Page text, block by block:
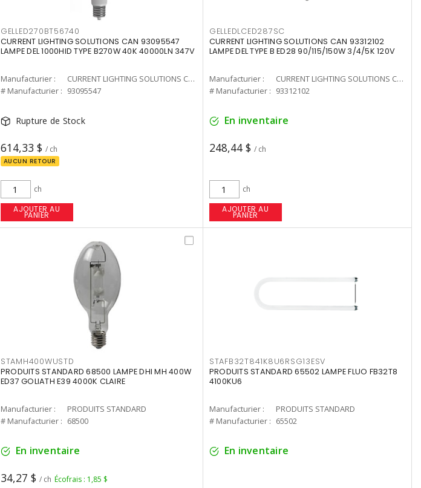
GELLED270BT56740
CURRENT LIGHTING SOLUTIONS CAN 93095547
LAMPE DEL 1000HID TYPE B270W 40K 40000LN 347V
Manufacturier :
CURRENT LIGHTING SOLUTIONS CAN
# Manufacturier : 93095547
Rupture de Stock
614,33 $ / ch
AUCUN RETOUR
ch
AJOUTER AU
PANIER
GELLEDLCED287SC
CURRENT LIGHTING SOLUTIONS CAN 93312102
LAMPE DEL TYPE B ED28 90/115/150W 3/4/5K 120V
Manufacturier :
CURRENT LIGHTING SOLUTIONS CAN
# Manufacturier : 93312102
En inventaire
248,44 $ / ch
ch
AJOUTER AU
PANIER
STAMH400WUSTD
PRODUITS STANDARD 68500 LAMPE DHI MH 400W
ED37 GOLIATH E39 4000K CLAIRE
Manufacturier :
PRODUITS STANDARD
# Manufacturier : 68500
En inventaire
34,27 $ / ch Écofrais : 1,85 $
STAFB32T841K8U6RSG13ESV
PRODUITS STANDARD 65502 LAMPE FLUO FB32T8
4100KU6
Manufacturier :
PRODUITS STANDARD
# Manufacturier : 65502
En inventaire